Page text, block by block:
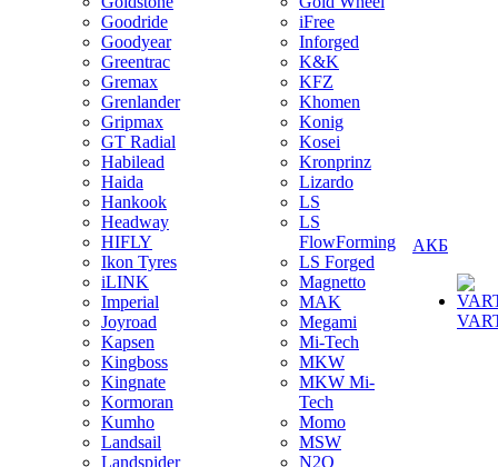
Goodride
Goodyear
Greentrac
Gremax
Grenlander
Gripmax
GT Radial
Habilead
Haida
Hankook
Headway
HIFLY
Ikon Tyres
iLINK
Imperial
Joyroad
Kapsen
Kingboss
Kingnate
Kormoran
Kumho
Landsail
Landspider
iFree
Inforged
K&K
KFZ
Khomen
Konig
Kosei
Kronprinz
Lizardo
LS
LS
FlowForming
LS Forged
Magnetto
MAK
Megami
Mi-Tech
MKW
MKW Mi-
Tech
Momo
MSW
N2O
АКБ